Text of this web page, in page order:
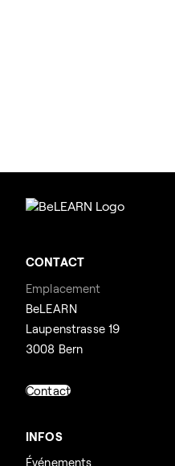
CONTACT
Emplacement
BeLEARN
Laupenstrasse 19
3008 Bern
Contact
INFOS
Événements